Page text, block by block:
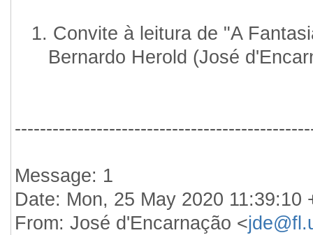
1. Convite à leitura de "A
Bernardo Herold (José
Message: 1
Date: Mon, 25 May 2020 11:39:10
From: José d'Encarnação <